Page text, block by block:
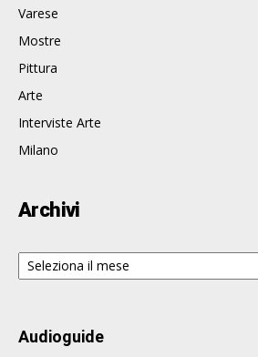
Varese
Mostre
Pittura
Arte
Interviste Arte
Milano
Archivi
Archivi
Audioguide